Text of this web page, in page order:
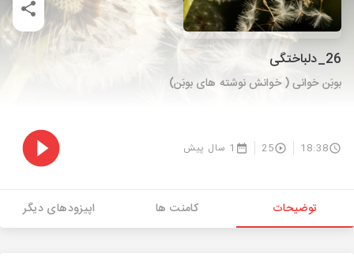
26_دلباختگی
بوبَن خوانی ( خوانش نوشته های بوبَن)
18:38
25 1 سال پیش
توضیحات کامنت ها اپیزودهای دیگر